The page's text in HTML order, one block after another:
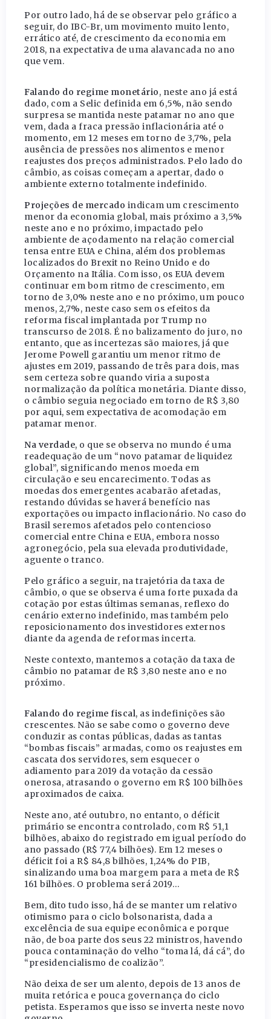
Por outro lado, há de se observar pelo gráfico a
seguir, do IBC-Br, um movimento muito lento,
errático até, de crescimento da economia em
2018, na expectativa de uma alavancada no ano
que vem.
Falando do regime monetário, neste ano já está
dado, com a Selic definida em 6,5%, não sendo
surpresa se mantida neste patamar no ano que
vem, dada a fraca pressão inflacionária até o
momento, em 12 meses em torno de 3,7%, pela
ausência de pressões nos alimentos e menor
reajustes dos preços administrados. Pelo lado do
câmbio, as coisas começam a apertar, dado o
ambiente externo totalmente indefinido.
Projeções de mercado indicam um crescimento
menor da economia global, mais próximo a 3,5%
neste ano e no próximo, impactado pelo
ambiente de açodamento na relação comercial
tensa entre EUA e China, além dos problemas
localizados do Brexit no Reino Unido e do
Orçamento na Itália. Com isso, os EUA devem
continuar em bom ritmo de crescimento, em
torno de 3,0% neste ano e no próximo, um pouco
menos, 2,7%, neste caso sem os efeitos da
reforma fiscal implantada por Trump no
transcurso de 2018. É no balizamento do juro, no
entanto, que as incertezas são maiores, já que
Jerome Powell garantiu um menor ritmo de
ajustes em 2019, passando de três para dois, mas
sem certeza sobre quando viria a suposta
normalização da política monetária. Diante disso,
o câmbio seguia negociado em torno de R$ 3,80
por aqui, sem expectativa de acomodação em
patamar menor.
Na verdade, o que se observa no mundo é uma
readequação de um “novo patamar de liquidez
global”, significando menos moeda em
circulação e seu encarecimento. Todas as
moedas dos emergentes acabarão afetadas,
restando dúvidas se haverá benefício nas
exportações ou impacto inflacionário. No caso do
Brasil seremos afetados pelo contencioso
comercial entre China e EUA, embora nosso
agronegócio, pela sua elevada produtividade,
aguente o tranco.
Pelo gráfico a seguir, na trajetória da taxa de
câmbio, o que se observa é uma forte puxada da
cotação por estas últimas semanas, reflexo do
cenário externo indefinido, mas também pelo
reposicionamento dos investidores externos
diante da agenda de reformas incerta.
Neste contexto, mantemos a cotação da taxa de
câmbio no patamar de R$ 3,80 neste ano e no
próximo.
Falando do regime fiscal, as indefinições são
crescentes. Não se sabe como o governo deve
conduzir as contas públicas, dadas as tantas
“bombas fiscais” armadas, como os reajustes em
cascata dos servidores, sem esquecer o
adiamento para 2019 da votação da cessão
onerosa, atrasando o governo em R$ 100 bilhões
aproximados de caixa.
Neste ano, até outubro, no entanto, o déficit
primário se encontra controlado, com R$ 51,1
bilhões, abaixo do registrado em igual período do
ano passado (R$ 77,4 bilhões). Em 12 meses o
déficit foi a R$ 84,8 bilhões, 1,24% do PIB,
sinalizando uma boa margem para a meta de R$
161 bilhões. O problema será 2019…
Bem, dito tudo isso, há de se manter um relativo
otimismo para o ciclo bolsonarista, dada a
excelência de sua equipe econômica e porque
não, de boa parte dos seus 22 ministros, havendo
pouca contaminação do velho “toma lá, dá cá”, do
“presidencialismo de coalizão”.
Não deixa de ser um alento, depois de 13 anos de
muita retórica e pouca governança do ciclo
petista. Esperamos que isso se inverta neste novo